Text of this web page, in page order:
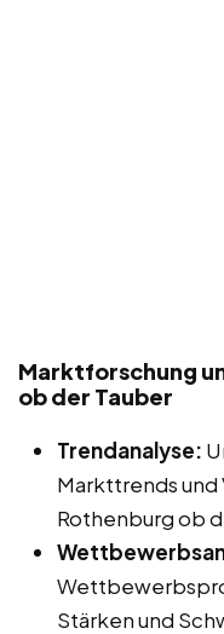
Marktforschung
ob der Tauber
Trendanalyse:
Markttrends
Rothenburg ob
Stärken und